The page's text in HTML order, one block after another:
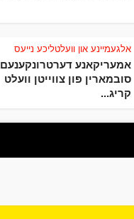
אלגעמיינע און וועלטליכע נייעס
אמעריקאנע דערטרונקענעם
סובמארין פון צווייטן וועלט
קריג...